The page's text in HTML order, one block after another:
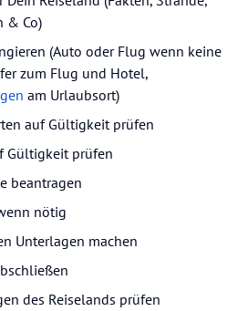
& Co)
(Auto oder Flug wenn keine
zum Flug und Hotel,
am Urlaubsort)
auf Gültigkeit prüfen
Gültigkeit prüfen
beantragen
nötig
Unterlagen machen
des Reiselands prüfen